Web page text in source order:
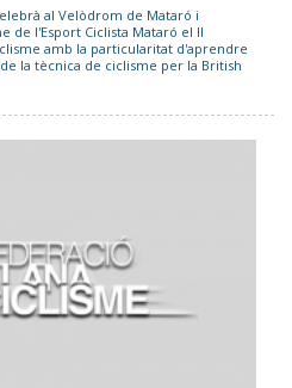
al Velòdrom de Mataró i
de l'Esport Ciclista Mataró el II
amb la particularitat d'aprendre
la tècnica de ciclisme per la British